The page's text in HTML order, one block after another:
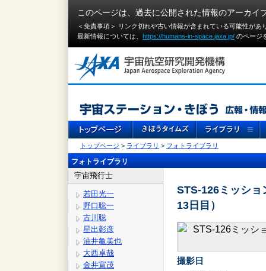
このページは、過去に公開された情報のアーカイ
＜免責事項＞ リンク切れや古い情報が含まれている可能性が
最新情報については、 https://humans-in-space.jaxa.jp/ のページ
トップページ > ライブラリ > フォトライブラリ
フォトライブラリ
宇宙飛行士
若田光一
野口聡一
古川聡
星出彰彦
油井亀美也
大西卓哉
金井宣茂
STS-126ミッショ
13日目）
撮影日